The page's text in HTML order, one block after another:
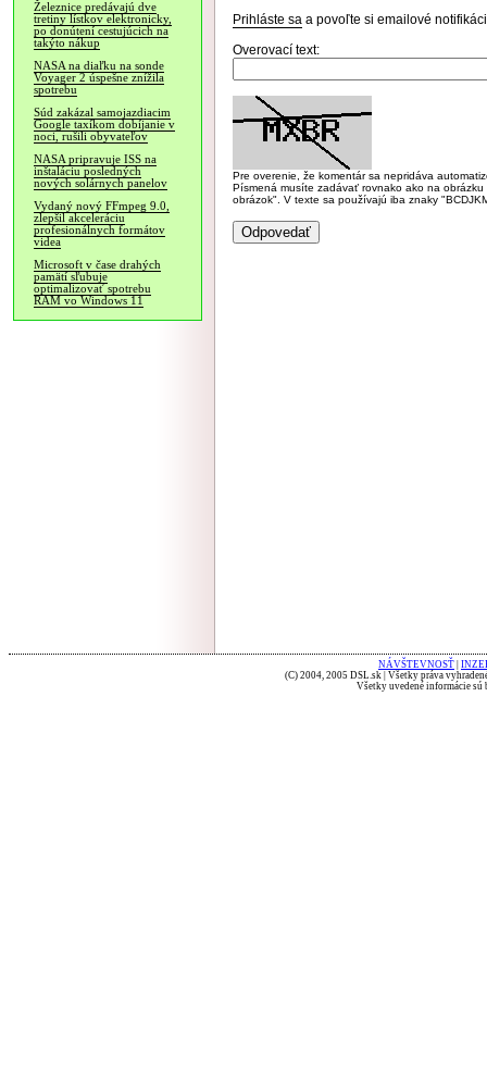
Železnice predávajú dve
tretiny lístkov elektronicky,
po donútení cestujúcich na
takýto nákup
NASA na diaľku na sonde
Voyager 2 úspešne znížila
spotrebu
Súd zakázal samojazdiacim
Google taxíkom dobíjanie v
noci, rušili obyvateľov
NASA pripravuje ISS na
inštaláciu posledných
nových solárnych panelov
Vydaný nový FFmpeg 9.0,
zlepšil akceleráciu
profesionálnych formátov
videa
Microsoft v čase drahých
pamätí sľubuje
optimalizovať spotrebu
RAM vo Windows 11
Prihláste sa a povoľte si emailové
Overovací text:
Pre overenie, že komentár sa nepridáva
Písmená musíte zadávať rovnako ako na
obrázok". V texte sa používajú iba znaky
NÁVŠTEVNOSŤ
(C) 2004, 2005 DSL.sk | Všetky práva
Všetky uvedené informácie sú